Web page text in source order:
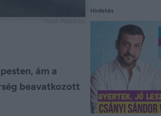
ám a
beavatkozott
Hirdetés